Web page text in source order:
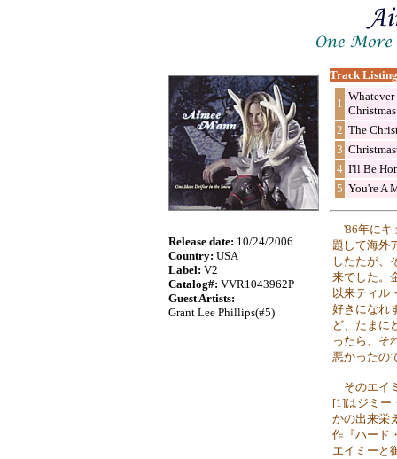
Release date: 10/24/2006
Country: USA
Label: V2
Catalog#: VVR1043962P
Guest Artists:
Grant Lee Phillips(#5)
Track
1
Whatever
Christmas
2 The
3
4 I'll Be
5 You're A
'86年にキ
題して海外
したたが、
来でした。
以来ティル
好きになれ
ど、たまに
ったら、そ
悪かったの
そのエイ
[1]はジミー
かの出来栄
作『ハード
エイミーと